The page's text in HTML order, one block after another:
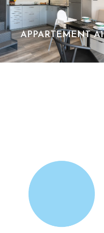
APPARTEMENT A1